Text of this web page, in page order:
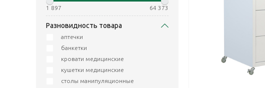
1 897 64 373
Разновидность товара
аптечки
банкетки
кровати медицинские
кушетки медицинские
столы манипуляционные